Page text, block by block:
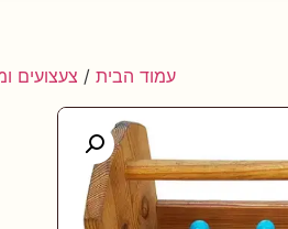
עמוד הבית / צעצועים